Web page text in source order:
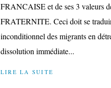
FRANCAISE et de ses 3 valeurs
FRATERNITE. Ceci doit se
inconditionnel des migrants en
dissolution immédiate...
LIRE LA SUITE